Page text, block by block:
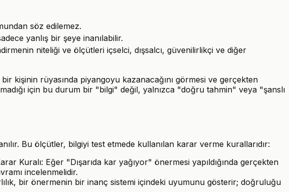
söz edilemez.
yanlış bir şeye inanılabilir.
niteliği ve ölçütleri içselci, dışsalcı, güvenilirlikçi ve diğer
kişinin rüyasında piyangoyu kazanacağını görmesi ve gerçekten
için bu durum bir "bilgi" değil, yalnızca "doğru tahmin" veya "şanslı
Bu ölçütler, bilgiyi test etmede kullanılan karar verme kurallarıdır:
Kuralı: Eğer "Dışarıda kar yağıyor" önermesi yapıldığında gerçekten
incelenmelidir.
bir önermenin bir inanç sistemi içindeki uyumunu gösterir; doğruluğu